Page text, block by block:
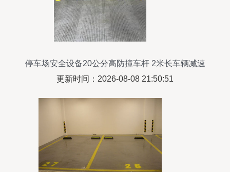
停车场安全设备20公分高防撞车杆 2米长车辆减速
后退挡车器
更新时间：2026-08-08 21:50:51